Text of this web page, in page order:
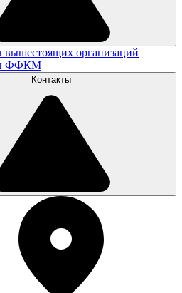
вышестоящих организаций
ФФКМ
Контакты